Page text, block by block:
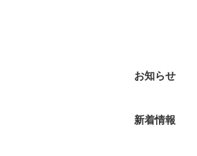
お知らせ
新着情報